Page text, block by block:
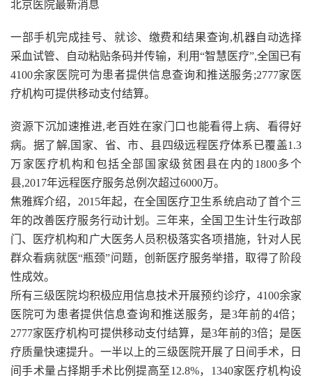
北京医院最新消息
一部手机完成挂号、就诊、缴费和结果查询,机器自动选择
采血试管、自动粘贴条码并传输，利用“智慧医疗”,全国已有
4100余家医院可为患者提供信息查询和推送服务;2777家医
疗机构可提供移动支付结算。
资源下沉加速推进,老百姓在家门口也能看得上病、看得好
病。据了解,国家、省、市、县四级远程医疗体系已覆盖1.3
万家医疗机构和包括全部国家级贫困县在内的1800多个
县,2017年远程医疗服务总例次超过6000万。
焦雅辉介绍，2015年起，在全国医疗卫生系统启动了首个三
年的改善医疗服务行动计划。三年来，全国卫生计生行政部
门、医疗机构和广大医务人员积极落实各项措施，针对人民
群众看病就医“瓶颈”问题，创新医疗服务举措，取得了阶段
性成效。
所有三级医院均积极应用信息技术开展预约诊疗，4100余家
医院可为患者提供信息查询和推送服务，是3年前的4倍；
2777家医疗机构可提供移动支付结算，是3年前的3倍；是医
疗质量快速提升。一半以上的三级医院开展了日间手术，日
间手术量占择期手术比例提高至12.8%，1340家医疗机构设